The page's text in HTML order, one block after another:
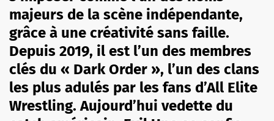
majeurs de la scène indépendante,
grâce à une créativité sans faille.
Depuis 2019, il est l’un des membres
clés du « Dark Order », l’un des clans
les plus adulés par les fans d’All Elite
Wrestling. Aujourd’hui vedette du